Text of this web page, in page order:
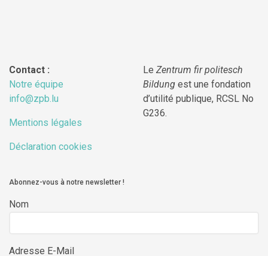
Contact :
Notre équipe
info@zpb.lu
Mentions légales
Déclaration cookies
Le Zentrum fir politesch
Bildung est une fondation
d’utilité publique, RCSL No
G236.
Abonnez-vous à notre newsletter !
Nom
Adresse E-Mail